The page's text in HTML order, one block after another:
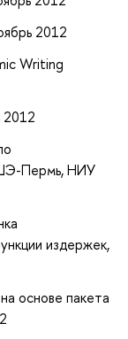
2012
Writing
2012
Пермь, НИУ
издержек,
основе пакета